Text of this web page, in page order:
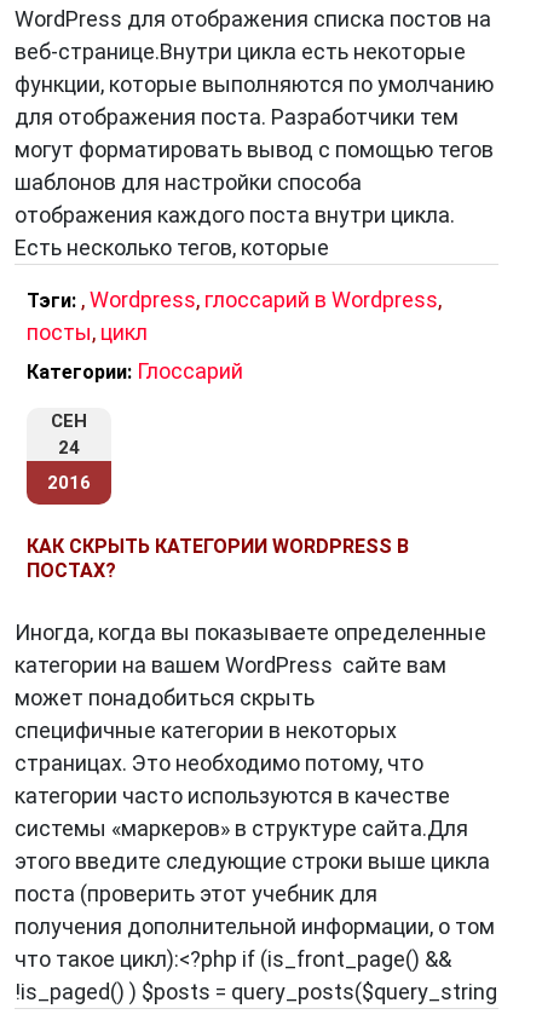
WordPress для отображения списка постов на
веб-странице.Внутри цикла есть некоторые
функции, которые выполняются по умолчанию
для отображения поста. Разработчики тем
могут форматировать вывод с помощью тегов
шаблонов для настройки способа
отображения каждого поста внутри цикла.
Есть несколько тегов, которые
Тэги: ,Wordpress, глоссарий в Wordpress,
посты, цикл
Категории: Глоссарий
СЕН
24
2016
КАК СКРЫТЬ КАТЕГОРИИ WORDPRESS В
ПОСТАХ?
Иногда, когда вы показываете определенные
категории на вашем WordPress сайте вам
может понадобиться скрыть
специфичные категории в некоторых
страницах. Это необходимо потому, что
категории часто используются в качестве
системы «маркеров» в структуре сайта.Для
этого введите следующие строки выше цикла
поста (проверить этот учебник для
получения дополнительной информации, о том
что такое цикл):<?php if (is_front_page() &&
!is_paged() ) $posts = query_posts($query_string